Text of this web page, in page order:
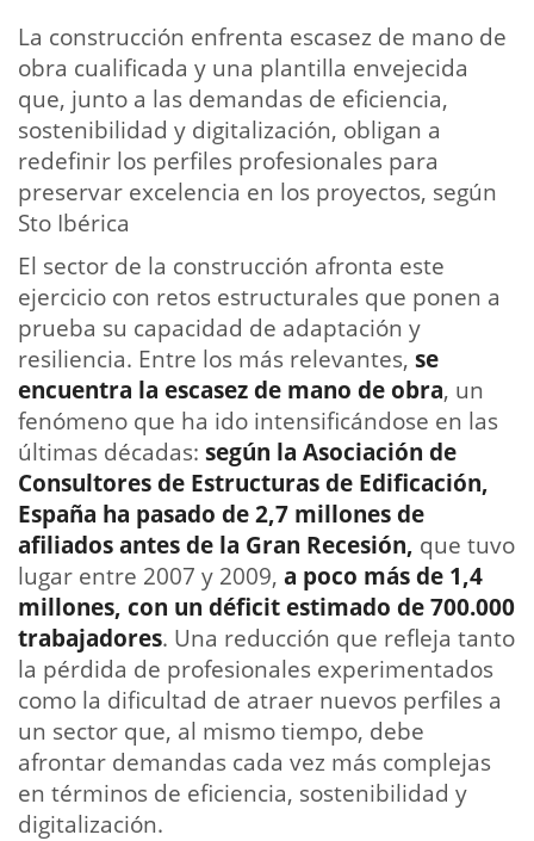
La construcción enfrenta escasez de mano de
obra cualificada y una plantilla envejecida
que, junto a las demandas de eficiencia,
sostenibilidad y digitalización, obligan a
redefinir los perfiles profesionales para
preservar excelencia en los proyectos, según
Sto Ibérica
El sector de la construcción afronta este
ejercicio con retos estructurales que ponen a
prueba su capacidad de adaptación y
resiliencia. Entre los más relevantes, se
encuentra la escasez de mano de obra, un
fenómeno que ha ido intensificándose en las
últimas décadas: según la Asociación de
Consultores de Estructuras de Edificación,
España ha pasado de 2,7 millones de
afiliados antes de la Gran Recesión, que tuvo
lugar entre 2007 y 2009, a poco más de 1,4
millones, con un déficit estimado de 700.000
trabajadores. Una reducción que refleja tanto
la pérdida de profesionales experimentados
como la dificultad de atraer nuevos perfiles a
un sector que, al mismo tiempo, debe
afrontar demandas cada vez más complejas
en términos de eficiencia, sostenibilidad y
digitalización.